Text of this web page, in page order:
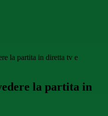
la partita in diretta tv e
la partita in